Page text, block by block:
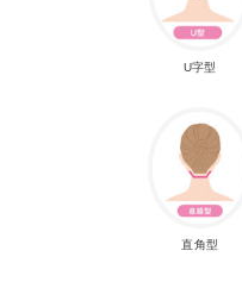
U字型
直角型